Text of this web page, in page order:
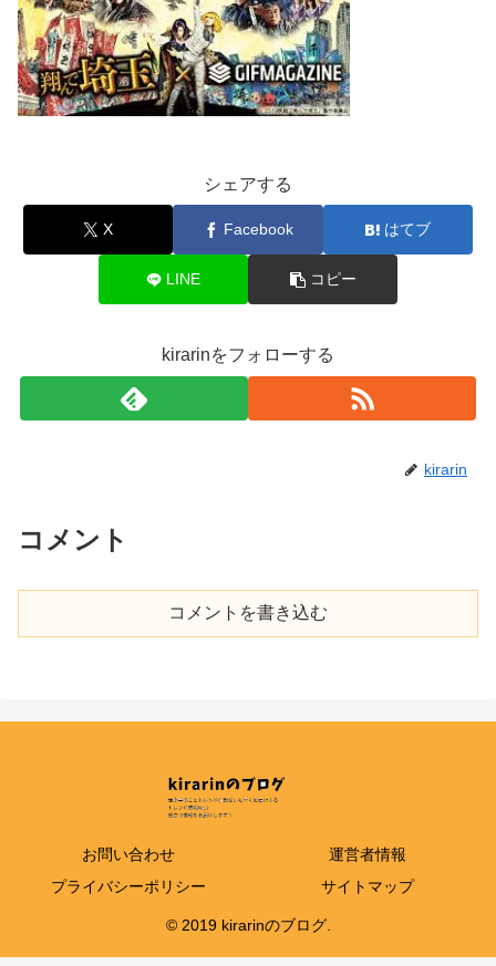
シェアする
X Facebook はてブ
LINE コピー
kirarinをフォローする
kirarin
コメント
コメントを書き込む
お問い合わせ
運営者情報
プライバシーポリシー
サイトマップ
© 2019 kirarinのブログ.